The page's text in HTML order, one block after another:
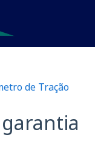
de Tração